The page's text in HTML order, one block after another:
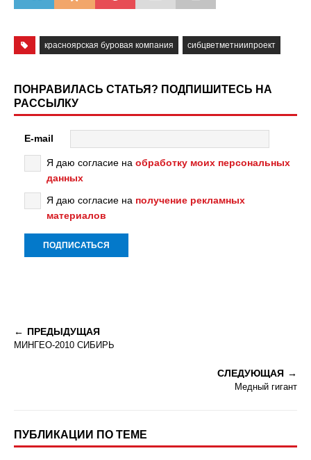
красноярская буровая компания сибцветметниипроект
ПОНРАВИЛАСЬ СТАТЬЯ? ПОДПИШИТЕСЬ НА
РАССЫЛКУ
E-mail
Я даю согласие на обработку моих персональных
данных
Я даю согласие на получение рекламных
материалов
ПРЕДЫДУЩАЯ
МИНГЕО-2010 СИБИРЬ
СЛЕДУЮЩАЯ
Медный гигант
ПУБЛИКАЦИИ ПО ТЕМЕ